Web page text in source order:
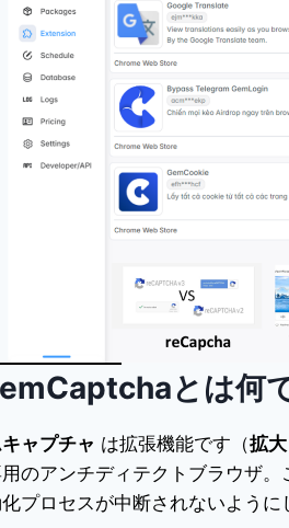
とは何
ャプチャ は拡張機能です（拡大
のアンチディテクトブラウザ。
プロセスが中断されないように